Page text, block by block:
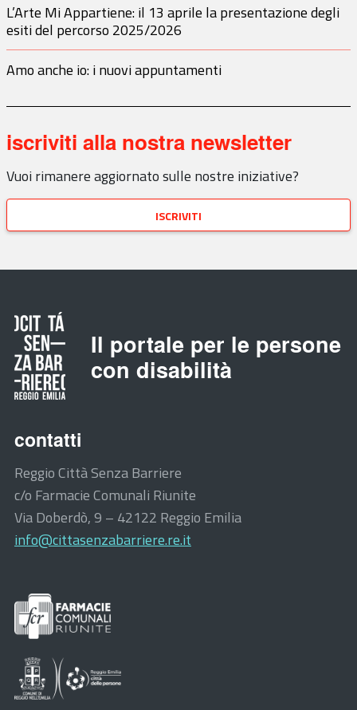
L’Arte Mi Appartiene: il 13 aprile la presentazione degli
esiti del percorso 2025/2026
Amo anche io: i nuovi appuntamenti
iscriviti alla nostra newsletter
Vuoi rimanere aggiornato sulle nostre iniziative?
iscriviti
Il portale per le persone
con disabilità
contatti
Reggio Città Senza Barriere
c/o Farmacie Comunali Riunite
Via Doberdò, 9 – 42122 Reggio Emilia
info@cittasenzabarriere.re.it